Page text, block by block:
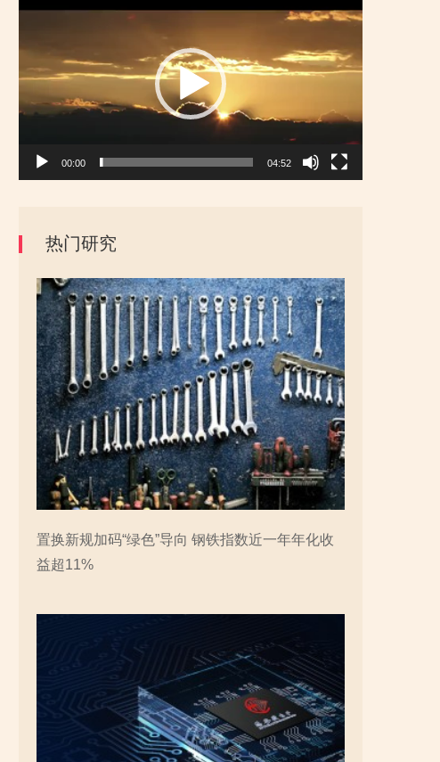
频
放
器
00:00 04:52
热门研究
置换新规加码“绿色”导向 钢铁指数近一年年化收
益超11%